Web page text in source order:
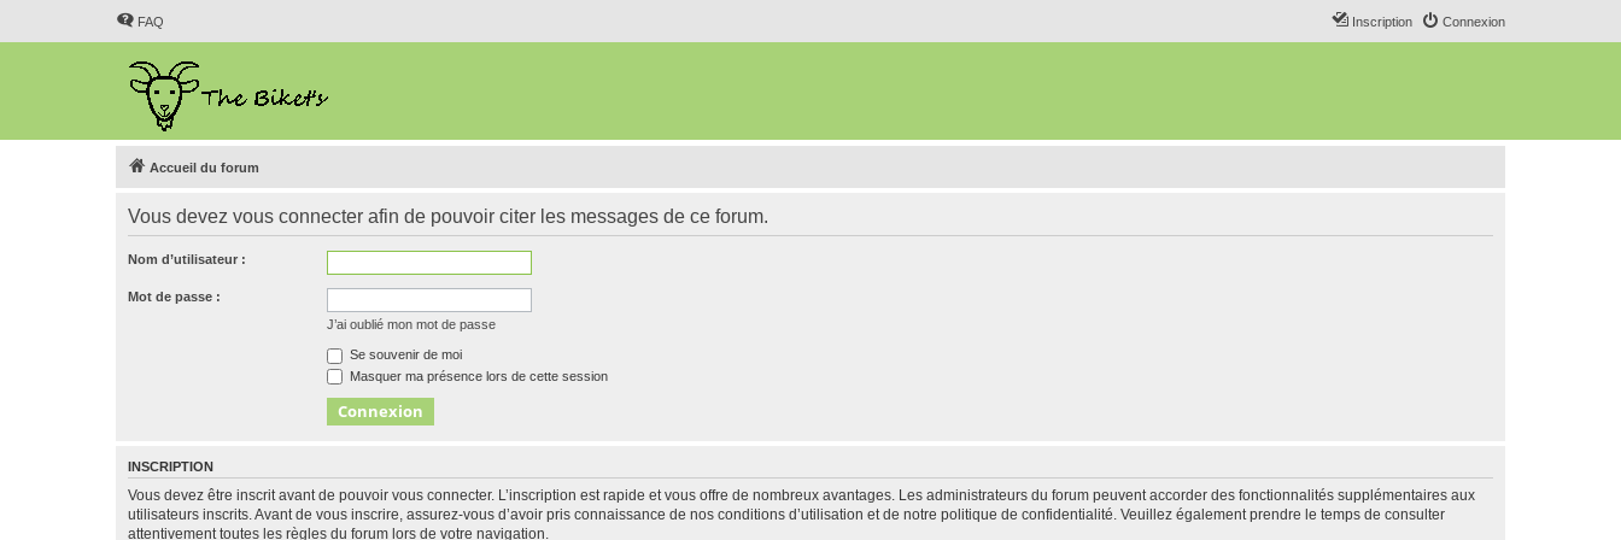
FAQ Connexion
Inscription
Accueil du forum
Vous devez vous connecter afin de pouvoir citer les messages de ce forum.
Nom d’utilisateur :
Mot de passe :
J’ai oublié mon mot de passe
Se souvenir de moi
Masquer ma présence lors de cette session
INSCRIPTION
Vous devez être inscrit avant de pouvoir vous connecter. L’inscription est rapide et vous offre de nombreux avantages. Les administrateurs du forum peuvent accorder des fonctionnalités supplémentaires aux
utilisateurs inscrits. Avant de vous inscrire, assurez-vous d’avoir pris connaissance de nos conditions d’utilisation et de notre politique de confidentialité. Veuillez également prendre le temps de consulter
attentivement toutes les règles du forum lors de votre navigation.